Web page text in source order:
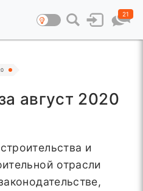
21
август 2020
и
отрасли